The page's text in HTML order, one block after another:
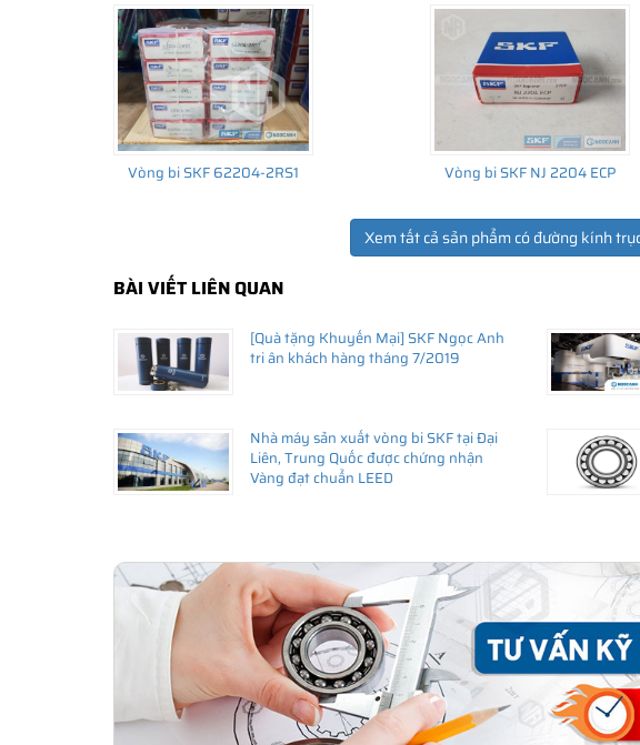
✅Cảnh báo của chuyên gia SKF về vòng bi SKF giả
THÔNG TIN HỮU ÍCH
Vòng bi SKF chính hãng, Những lưu ý cơ bản trước khi mua hàng
Xuất xứ vòng bi SKF chính hãng ở đâu?
Chất lượng vòng bi SKF chính hãng
Vòng bi SKF 62204-2RS1 Vòng bi SKF NJ 2204 ECP
Xem tất cả sản phẩm có đường kính
BÀI VIẾT LIÊN QUAN
[Quà tặng Khuyến Mại] SKF Ngọc Anh
tri ân khách hàng tháng 7/2019
Nhà máy sản xuất vòng bi SKF tại Đại
Liên, Trung Quốc được chứng nhận
Vàng đạt chuẩn LEED